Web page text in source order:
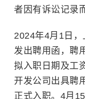
者因有诉讼记录
2024年4月1日
发出聘用函，聘
拟入职日期及工
开发公司出具聘
正式入职。4月